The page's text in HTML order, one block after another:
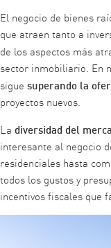
El negocio de bienes
que atraen tanto a
de los aspectos más
sector inmobiliario. En
sigue superando la
proyectos nuevos.
La diversidad del
interesante al negocio
residenciales hasta
todos los gustos y
incentivos fiscales que